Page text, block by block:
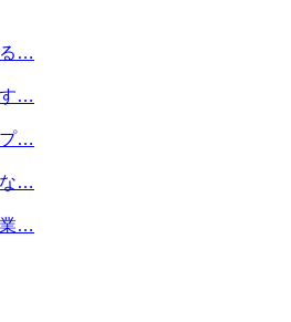
る…
す…
プ…
な…
業…